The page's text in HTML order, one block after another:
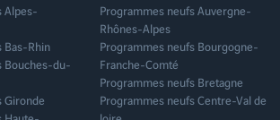
Saint-Priest
Suresnes
Toulouse
Alpes-
Bas-Rhin
Bouches-du-
Gironde
Programmes neufs Auvergne-
Rhônes-Alpes
Programmes neufs Bourgogne-
Franche-Comté
Programmes neufs Bretagne
Programmes neufs Centre-Val de